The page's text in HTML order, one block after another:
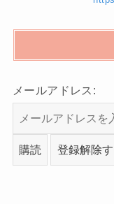
メールアドレス: